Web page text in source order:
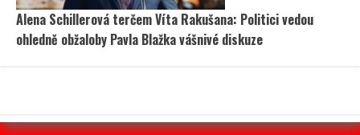
Alena Schillerová terčem Víta Rakušana: Politici vedou
ohledně obžaloby Pavla Blažka vášnivé diskuze